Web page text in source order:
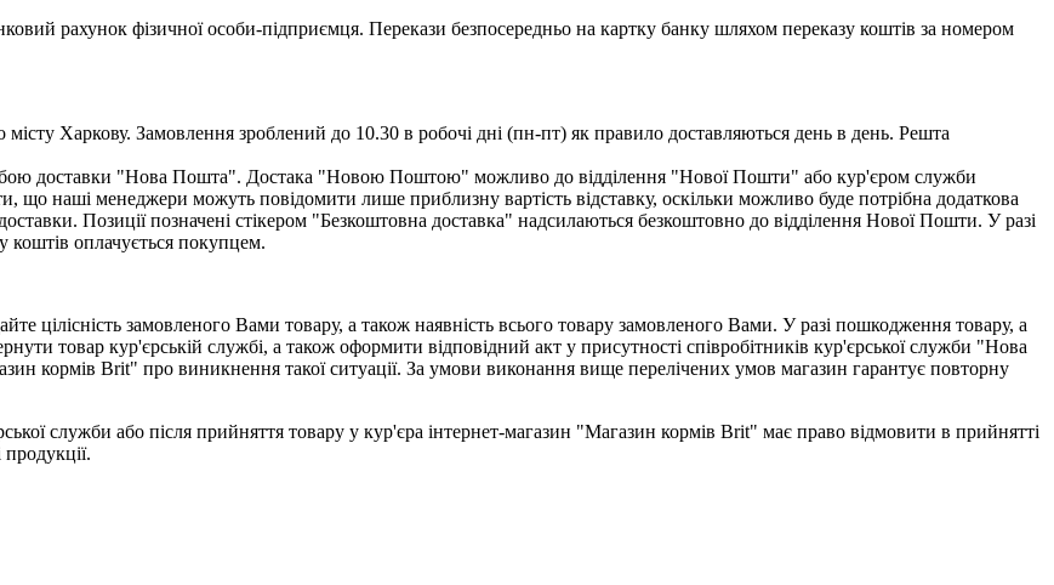
рахунок фізичної особи-підприємця. Перекази безпосередньо на картку банку шляхом переказу коштів за номером
Харкову. Замовлення зроблений до 10.30 в робочі дні (пн-пт) як правило доставляються день в день. Решта
доставки "Нова Пошта". Достака "Новою Поштою" можливо до відділення "Нової Пошти" або кур'єром служби
наші менеджери можуть повідомити лише приблизну вартість відставку, оскільки можливо буде потрібна додаткова
Позиції позначені стікером "Безкоштовна доставка" надсилаються безкоштовно до відділення Нової Пошти. У разі
коштів оплачується покупцем.
цілісність замовленого Вами товару, а також наявність всього товару замовленого Вами. У разі пошкодження товару, а
товар кур'єрській службі, а також оформити відповідний акт у присутності співробітників кур'єрської служби "Нова
кормів Brit" про виникнення такої ситуації. За умови виконання вище перелічених умов магазин гарантує повторну
служби або після прийняття товару у кур'єра інтернет-магазин "Магазин кормів Brit" має право відмовити в прийнятті
продукції.